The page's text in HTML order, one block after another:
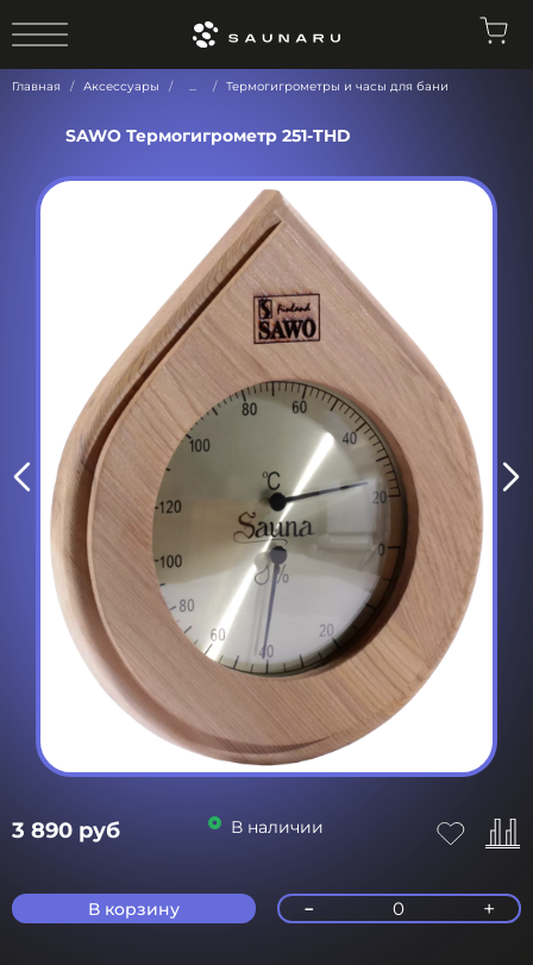
Главная Аксессуары ... Термогигрометры и часы для бани
SAWO Термогигрометр 251-THD
3 890 руб В наличии
В корзину - 0 +